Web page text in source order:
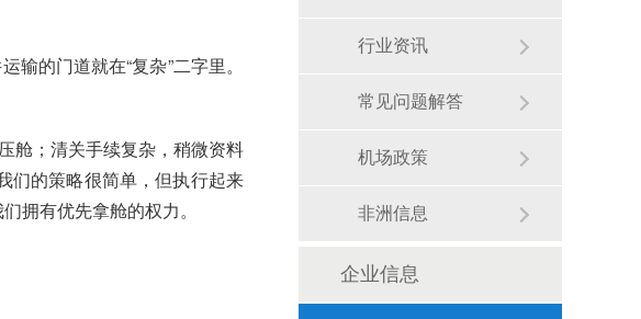
的门道就在“复杂”二字里。
舱；清关手续复杂，稍微资料
们的策略很简单，但执行起来
拥有优先拿舱的权力。
行业资讯
常见问题解答
机场政策
非洲信息
企业信息